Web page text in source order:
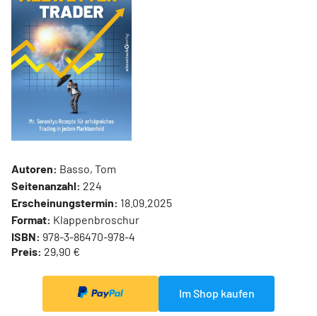
Autoren: Basso, Tom
Seitenanzahl: 224
Erscheinungstermin: 18.09.2025
Format: Klappenbroschur
ISBN: 978-3-86470-978-4
Preis: 29,90 €
Im Shop kaufen